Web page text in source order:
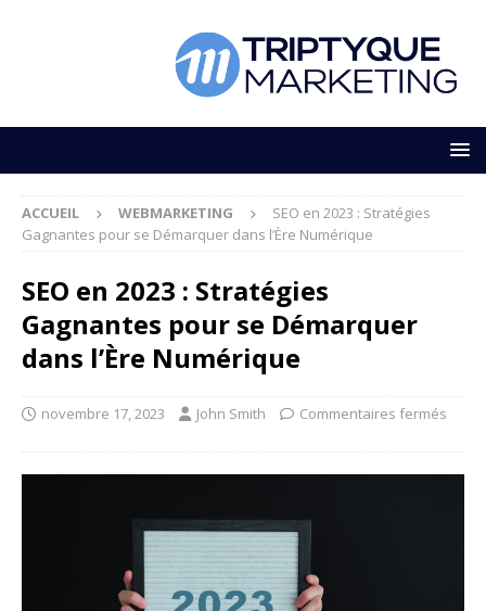
ACCUEIL WEBMARKETING
SEO en 2023 : Stratégies
Gagnantes pour se Démarquer dans l’Ère Numérique
SEO en 2023 : Stratégies
Gagnantes pour se Démarquer
dans l’Ère Numérique
novembre 17, 2023 John Smith Commentaires fermés